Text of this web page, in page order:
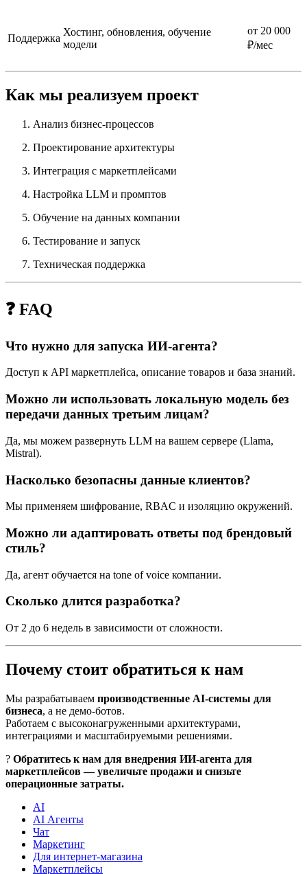
Поддержка
Хостинг, обновления, обучение
модели
от 20 000
₽/мес
Как мы реализуем проект
Анализ бизнес-процессов
Проектирование архитектуры
Интеграция с маркетплейсами
Настройка LLM и промптов
Обучение на данных компании
Тестирование и запуск
Техническая поддержка
❓ FAQ
Что нужно для запуска ИИ-агента?
Доступ к API маркетплейса, описание товаров и база знаний.
Можно ли использовать локальную модель без
передачи данных третьим лицам?
Да, мы можем развернуть LLM на вашем сервере (Llama,
Mistral).
Насколько безопасны данные клиентов?
Мы применяем шифрование, RBAC и изоляцию окружений.
Можно ли адаптировать ответы под брендовый
стиль?
Да, агент обучается на tone of voice компании.
Сколько длится разработка?
От 2 до 6 недель в зависимости от сложности.
Почему стоит обратиться к нам
Мы разрабатываем производственные AI-системы для
бизнеса, а не демо-ботов.
Работаем с высоконагруженными архитектурами,
интеграциями и масштабируемыми решениями.
? Обратитесь к нам для внедрения ИИ-агента для
маркетплейсов — увеличьте продажи и снизьте
операционные затраты.
AI
AI Агенты
Чат
Маркетинг
Для интернет-магазина
Маркетплейсы